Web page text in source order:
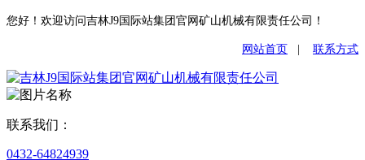
您好！欢迎访问吉林J9国际站集团官网矿山机械有限责任公司！
网站首页 联系方式
联系我们：
0432-64824939